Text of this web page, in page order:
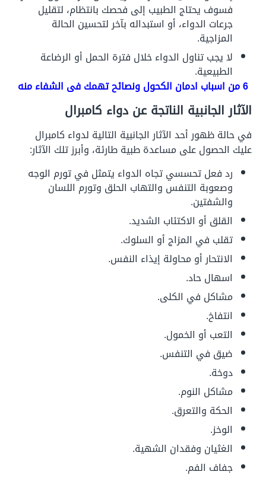
فسوف يحتاج الطبيب إلى فحصك بانتظام، لتقليل
جرعات الدواء، أو استبداله بآخر لتحسين الحالة
المزاجية.
لا يجب تناول الدواء خلال فترة الحمل أو الرضاعة
الطبيعية.
6 من اسباب ادمان الكحول ونصائح تهمك فى الشفاء منه
الآثار الجانبية الناتجة عن دواء كامبرال
في حالة ظهور أحد الآثار الجانبية التالية لدواء كامبرال
عليك الحصول على مساعدة طبية طارئة، وأبرز تلك الآثار:
رد فعل تحسسي تجاه الدواء يتمثل في تورم الوجه
وصعوبة التنفس والتهاب الحلق وتورم اللسان
والشفتين.
القلق أو الاكتئاب الشديد.
تقلب في المزاج أو السلوك.
الانتحار أو محاولة إيذاء النفس.
اسهال حاد.
مشاكل في الكلى.
انتفاخ.
التعب أو الخمول.
ضيق في التنفس.
دوخة.
مشاكل النوم.
الحكة والتعرق.
الوخز.
الغثيان وفقدان الشهية.
جفاف الفم.